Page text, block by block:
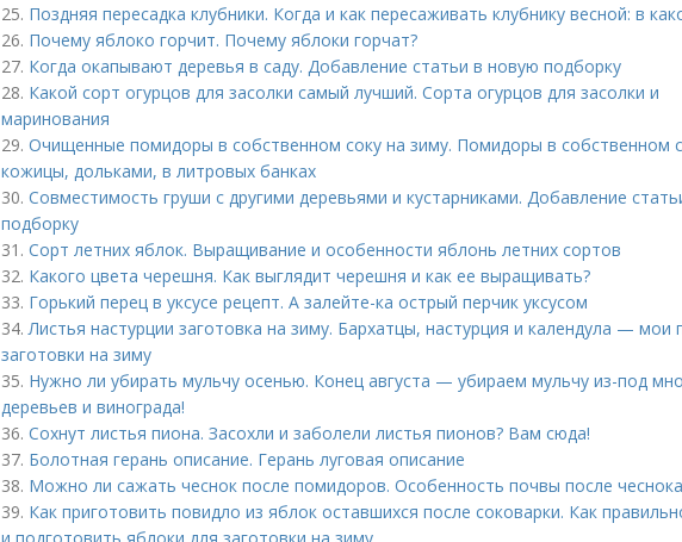
25. Поздняя пересадка клубники. Когда и как пересаживать клубнику весной: в
26. Почему яблоко горчит. Почему яблоки горчат?
27. Когда окапывают деревья в саду. Добавление статьи в новую подборку
28. Какой сорт огурцов для засолки самый лучший. Сорта огурцов для засолки и
маринования
29. Очищенные помидоры в собственном соку на зиму. Помидоры в собственном
кожицы, дольками, в литровых банках
30. Совместимость груши с другими деревьями и кустарниками. Добавление
подборку
31. Сорт летних яблок. Выращивание и особенности яблонь летних сортов
32. Какого цвета черешня. Как выглядит черешня и как ее выращивать?
33. Горький перец в уксусе рецепт. А залейте-ка острый перчик уксусом
34.Листья настурции заготовка на зиму. Бархатцы, настурция и календула — мои
заготовки на зиму
35. Нужно ли убирать мульчу осенью. Конец августа — убираем мульчу из-под
деревьев и винограда!
36. Сохнут листья пиона. Засохли и заболели листья пионов? Вам сюда!
37. Болотная герань описание. Герань луговая описание
38. Можно ли сажать чеснок после помидоров. Особенность почвы после чеснока
39. Как приготовить повидло из яблок оставшихся после соковарки. Как